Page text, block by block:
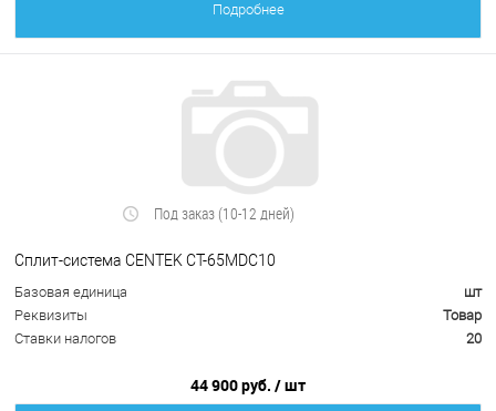
Подробнее
Под заказ (10-12 дней)
Сплит-система CENTEK CT-65MDC10
Базовая единица
шт
Реквизиты
Товар
Ставки налогов
20
44 900 руб. / шт